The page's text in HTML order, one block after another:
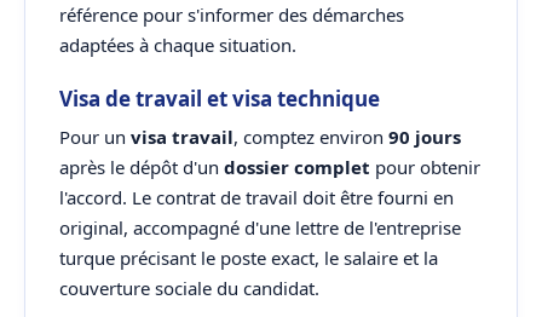
référence pour s'informer des démarches
adaptées à chaque situation.
Visa de travail et visa technique
Pour un visa travail, comptez environ 90 jours
après le dépôt d'un dossier complet pour obtenir
l'accord. Le contrat de travail doit être fourni en
original, accompagné d'une lettre de l'entreprise
turque précisant le poste exact, le salaire et la
couverture sociale du candidat.